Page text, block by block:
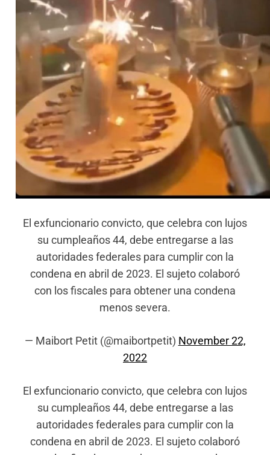
El exfuncionario convicto, que celebra con lujos
su cumpleaños 44, debe entregarse a las
autoridades federales para cumplir con la
condena en abril de 2023. El sujeto colaboró
con los fiscales para obtener una condena
menos severa.
— Maibort Petit (@maibortpetit) November 22,
2022
El exfuncionario convicto, que celebra con lujos
su cumpleaños 44, debe entregarse a las
autoridades federales para cumplir con la
condena en abril de 2023. El sujeto colaboró